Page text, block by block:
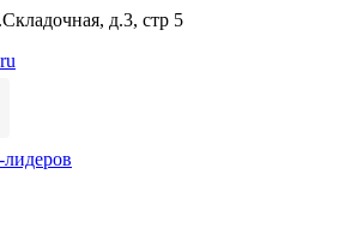
д.3, стр 5